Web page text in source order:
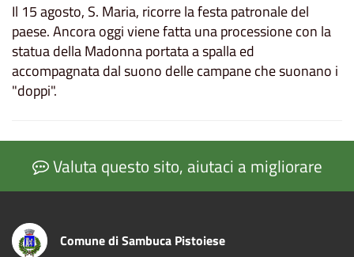
Il 15 agosto, S. Maria, ricorre la festa patronale del
paese. Ancora oggi viene fatta una processione con la
statua della Madonna portata a spalla ed
accompagnata dal suono delle campane che suonano i
"doppi".
Valuta questo sito, aiutaci a migliorare
Comune di Sambuca Pistoiese